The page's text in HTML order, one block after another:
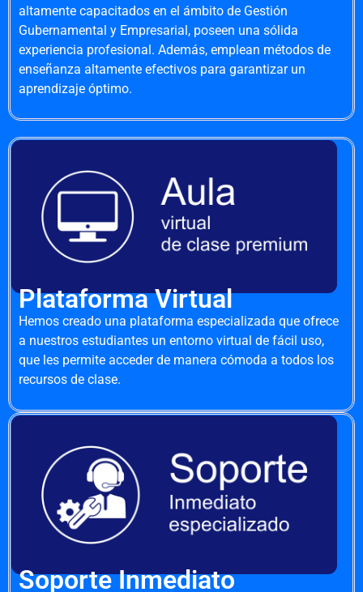
altamente capacitados en el ámbito de Gestión
Gubernamental y Empresarial, poseen una sólida
experiencia profesional. Además, emplean métodos de
enseñanza altamente efectivos para garantizar un
aprendizaje óptimo.
Plataforma Virtual
Hemos creado una plataforma especializada que ofrece
a nuestros estudiantes un entorno virtual de fácil uso,
que les permite acceder de manera cómoda a todos los
recursos de clase.
Soporte Inmediato